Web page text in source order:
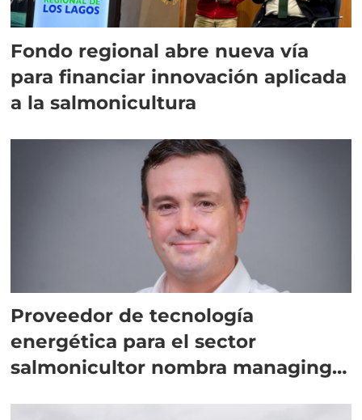
Fondo regional abre nueva vía
para financiar innovación aplicada
a la salmonicultura
Proveedor de tecnología
energética para el sector
salmonicultor nombra managing